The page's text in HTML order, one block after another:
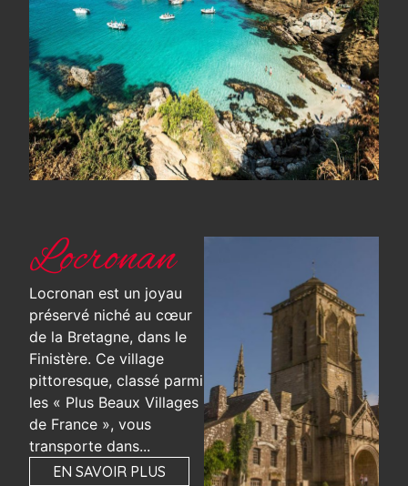
Locronan
Locronan est un joyau
préservé niché au cœur
de la Bretagne, dans le
Finistère. Ce village
pittoresque, classé parmi
les « Plus Beaux Villages
de France », vous
transporte dans...
EN SAVOIR PLUS